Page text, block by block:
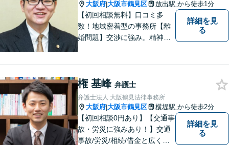
大阪府|大阪市鶴見区 放出駅 から徒歩1分
【初回相談無料】口コミ多
数！地域密着型の事務所【離
婚問題】交渉に強み。精神的
迅速かつ丁寧な対応を心が
け、満足度の高い解決を目指
します【放出駅1分】
詳細を見
る
権 基峰 弁護士
弁護士法人 大阪鶴見法律事務所
大阪府|大阪市鶴見区 横堤駅 から徒歩2分
【初回相談0円あり】【交通事
故・労災に強みあり！】交通
事故/労災/相続/借金と広く法
詳細を見
る